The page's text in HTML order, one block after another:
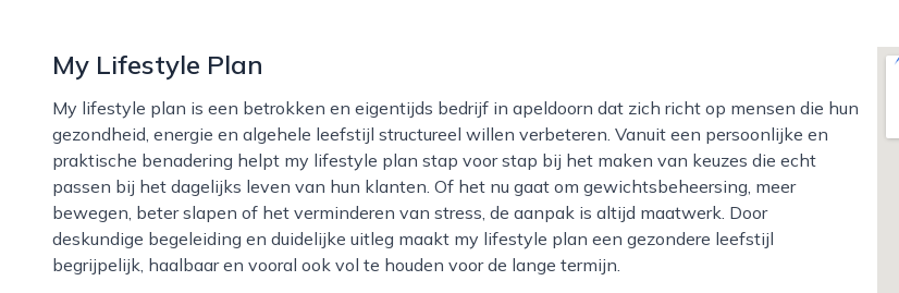
My Lifestyle Plan
My lifestyle plan is een betrokken en eigentijds bedrijf in apeldoorn dat zich richt op mensen die hun
gezondheid, energie en algehele leefstijl structureel willen verbeteren. Vanuit een persoonlijke en
praktische benadering helpt my lifestyle plan stap voor stap bij het maken van keuzes die echt
passen bij het dagelijks leven van hun klanten. Of het nu gaat om gewichtsbeheersing, meer
bewegen, beter slapen of het verminderen van stress, de aanpak is altijd maatwerk. Door
deskundige begeleiding en duidelijke uitleg maakt my lifestyle plan een gezondere leefstijl
begrijpelijk, haalbaar en vooral ook vol te houden voor de lange termijn.